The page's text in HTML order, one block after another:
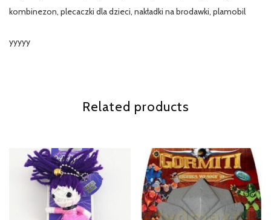
kombinezon, plecaczki dla dzieci, nakładki na brodawki, plamobil
yyyyy
Related products